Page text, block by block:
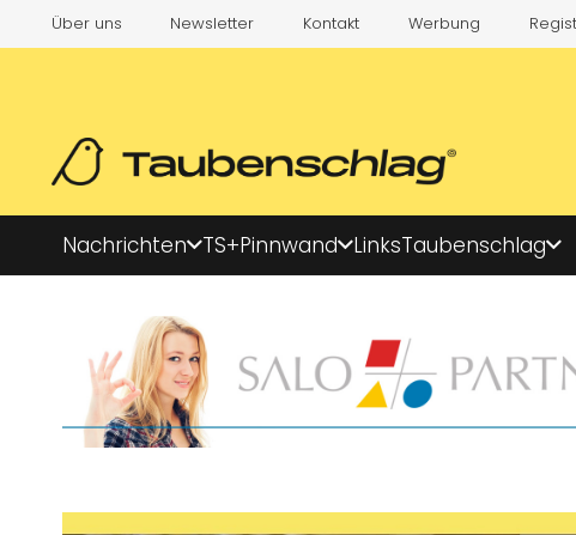
Über uns Newsletter Kontakt Werbung
Nachrichten TS+Pinnwand LinksTaubenschlag